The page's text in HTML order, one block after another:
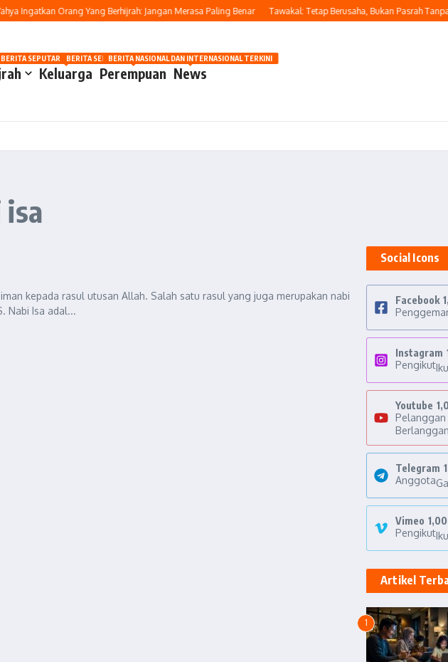
Ingatkan Orang Yang Berhijrah: Jangan Merasa Paling Benar Tawakal: Tetap Berusaha, Bukan Pasrah Tanpa
DAN GOSIP
Keluarga
BERITA SEPUTAR OTOMOTIF HARI INI
Perempuan
BERITA SEPUTAR KECANTIKAN WANITA
News
BERITA NASIONAL DAN INTERNASIONAL TERKINI
kepada rasul utusan Allah. Salah satu rasul yang juga merupakan nabi
Nabi Isa adal...
Social Icons
Facebook
Instagram
Pengikut
Youtube
Pelanggan
Telegram
Anggota
Vimeo
Pengikut
Artikel
1